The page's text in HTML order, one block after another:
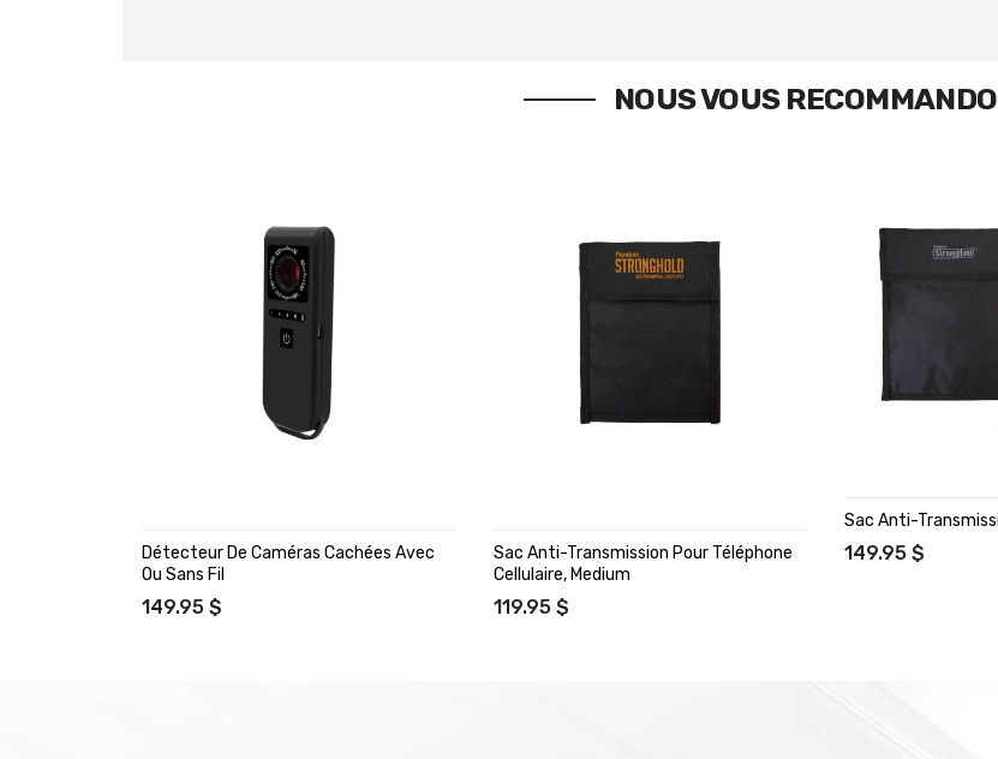
NOUS VOUS
Détecteur De Caméras Cachées Avec
Ou Sans Fil
149.95 $
Sac Anti-Transmission Pour Téléphone
Cellulaire, Medium
119.95 $
Sac Anti-
149.95 $